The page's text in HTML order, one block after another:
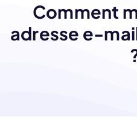
Comment
adresse e-